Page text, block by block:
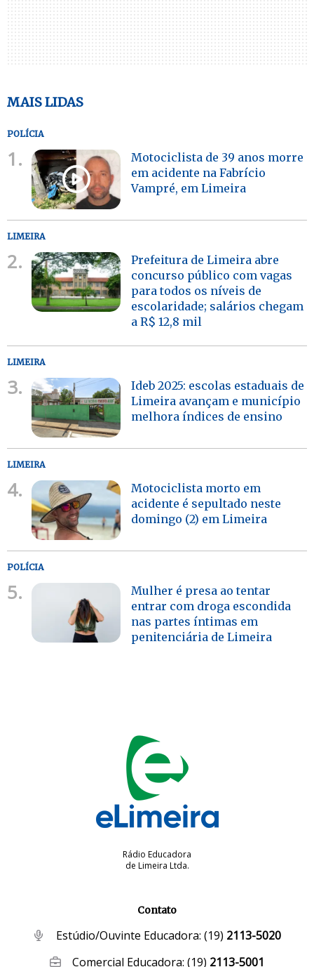
MAIS LIDAS
POLÍCIA
1.
Motociclista de 39 anos morre
em acidente na Fabrício
Vampré, em Limeira
LIMEIRA
2.
Prefeitura de Limeira abre
concurso público com vagas
para todos os níveis de
escolaridade; salários chegam
a R$ 12,8 mil
LIMEIRA
3.
Ideb 2025: escolas estaduais de
Limeira avançam e município
melhora índices de ensino
LIMEIRA
4.
Motociclista morto em
acidente é sepultado neste
domingo (2) em Limeira
POLÍCIA
5.
Mulher é presa ao tentar
entrar com droga escondida
nas partes íntimas em
penitenciária de Limeira
Rádio Educadora
de Limeira Ltda.
Contato
Estúdio/Ouvinte Educadora: (19) 2113-5020
Comercial Educadora:(19) 2113-5001